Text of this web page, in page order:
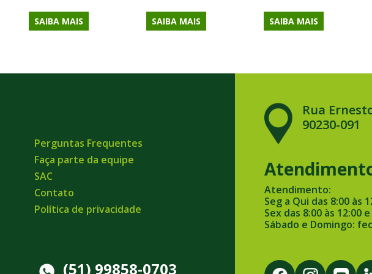
SAIBA MAIS SAIBA MAIS SAIBA MAIS
Perguntas Frequentes
Faça parte da equipe
SAC
Contato
Política de privacidade
(51) 99858-0703
Rua
90230-091
Atendimento:
Seg a Qui das 8:00 às
Sex das 8:00 às 12:00
Sábado e Domingo: